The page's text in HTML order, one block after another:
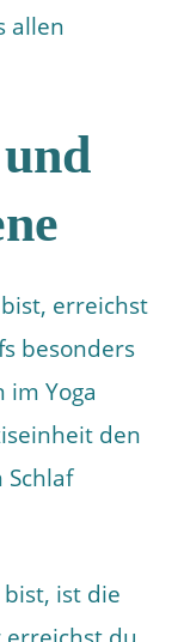
allen
erreichst
besonders
im Yoga
den
ist die